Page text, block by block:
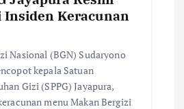
Insiden Keracunan
Nasional (BGN) Sudaryono
kepala Satuan
Gizi (SPPG) Jayapura,
menu Makan Bergizi